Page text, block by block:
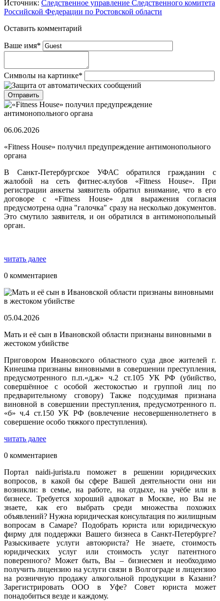
Источник: Следственное управление Следственного комитета
Российской Федерации по Ростовской области
Оставить комментарий
Ваше имя*
Символы на картинке*
06.06.2026
«Fitness House» получил предупреждение антимонопольного
органа
В Санкт-Петербургское УФАС обратился гражданин с
жалобой на сеть фитнес-клубов «Fitness House». При
регистрации анкеты заявитель обратил внимание, что в его
договоре с «Fitness House» для выражения согласия
предусмотрена одна "галочка" сразу на несколько документов.
Это смутило заявителя, и он обратился в антимонопольный
орган.
читать далее
0 комментариев
05.04.2026
Мать и её сын в Ивановской области признаны виновными в
жестоком убийстве
Приговором Ивановского областного суда двое жителей г.
Кинешма признаны виновными в совершении преступления,
предусмотренного п.п.«д,ж» ч.2 ст.105 УК РФ (убийство,
совершённое с особой жестокостью и группой лиц по
предварительному сговору) Также подсудимая признана
виновной в совершении преступления, предусмотренного п.
«б» ч.4 ст.150 УК РФ (вовлечение несовершеннолетнего в
совершение особо тяжкого преступления).
читать далее
0 комментариев
Портал naidi-jurista.ru поможет в решении юридических
вопросов, в какой бы сфере Вашей деятельности они ни
возникли: в семье, на работе, на отдыхе, на учёбе или в
бизнесе. Требуется хороший адвокат в Москве, но Вы не
знаете, как его выбрать среди множества похожих
объявлений? Нужна юридическая консультация по жилищным
вопросам в Самаре? Подобрать юриста или юридическую
фирму для поддержки Вашего бизнеса в Санкт-Петербурге?
Разыскиваете услуги автоюриста? Не знаете, стоимость
юридических услуг или стоимость услуг патентного
поверенного? Может быть, Вы – бизнесмен и необходимо
получить лицензию на услуги связи в Волгограде и лицензию
на розничную продажу алкогольной продукции в Казани?
Зарегистрировать ООО в Уфе? Совет юриста может
понадобиться везде и каждому.